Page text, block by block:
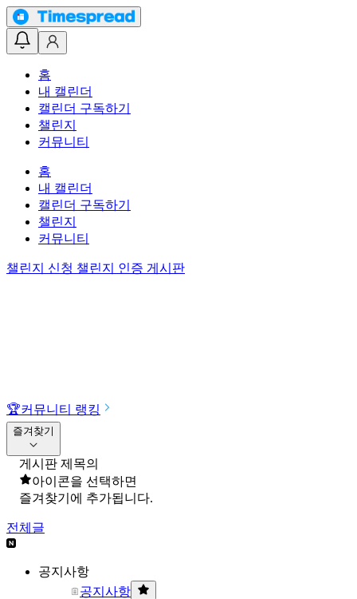
홈
내 캘린더
캘린더 구독하기
챌린지
커뮤니티
홈
내 캘린더
캘린더 구독하기
챌린지
커뮤니티
챌린지 신청 챌린지 인증 게시판
🏆커뮤니티 랭킹
즐겨찾기
게시판 제목의
아이콘을 선택하면
즐겨찾기에 추가됩니다.
전체글
공지사항
공지사항